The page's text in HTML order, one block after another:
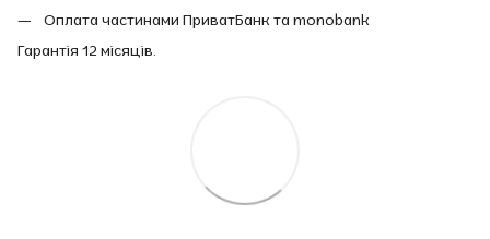
Оплата частинами ПриватБанк та monobank
Гарантія 12 місяців.